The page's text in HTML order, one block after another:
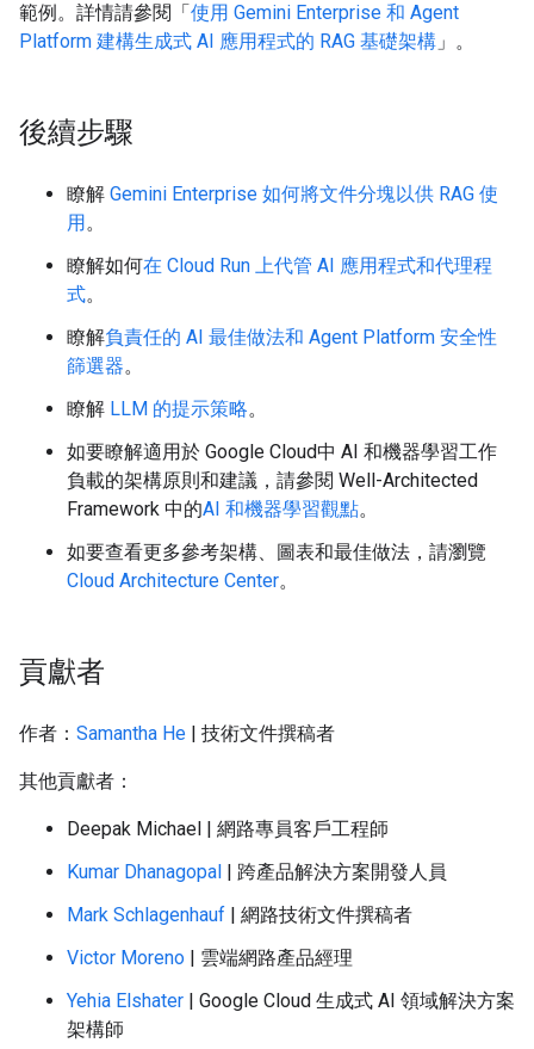
範例。詳情請參閱「 使用 Gemini Enterprise 和 Agent
Platform 建構生成式 AI 應用程式的 RAG 基礎架構 」。
後續步驟
瞭解 Gemini Enterprise 如何將文件分塊以供 RAG 使
用 。
瞭解如何在 Cloud Run 上代管 AI 應用程式和代理程
式。
瞭解負責任的 AI 最佳做法和 Agent Platform 安全性
篩選器。
瞭解 LLM 的提示策略。
如要瞭解適用於 Google Cloud中 AI 和機器學習工作
負載的架構原則和建議，請參閱 Well-Architected
Framework 中的AI 和機器學習觀點。
如要查看更多參考架構、圖表和最佳做法，請瀏覽
Cloud Architecture Center。
貢獻者
作者： Samantha He | 技術文件撰稿者
其他貢獻者：
Deepak Michael | 網路專員客戶工程師
Kumar Dhanagopal
| 跨產品解決方案開發人員
Mark Schlagenhauf | 網路技術文件撰稿者
Victor Moreno | 雲端網路產品經理
Yehia Elshater | Google Cloud 生成式 AI 領域解決方案
架構師